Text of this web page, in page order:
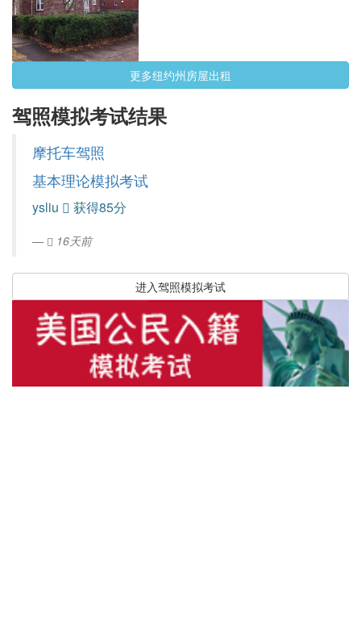
更多纽约州房屋出租
驾照模拟考试结果
摩托车驾照
基本理论模拟考试
ysliu 获得85分
16天前
进入驾照模拟考试